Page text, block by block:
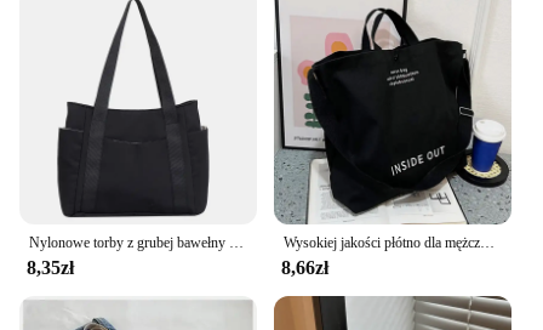
Nylonowe torby z grubej bawełny o dużej pojemności do pracy Torba do noszenia w stylu college'u Strój studencki Książka Torba na ramię
8,35zł
Wysokiej jakości płótno dla mężczyzn i kobiet Prosta torba na ramię Gruba torba na ramię Duża pojemność Pakiet artystyczny dla studentów Tornister
8,66zł